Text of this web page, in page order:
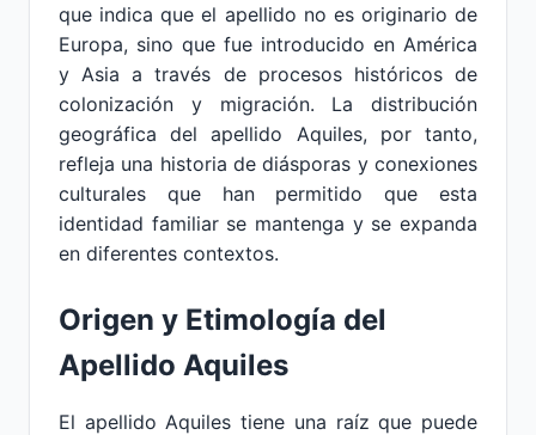
que indica que el apellido no es originario de
Europa, sino que fue introducido en América
y Asia a través de procesos históricos de
colonización y migración. La distribución
geográfica del apellido Aquiles, por tanto,
refleja una historia de diásporas y conexiones
culturales que han permitido que esta
identidad familiar se mantenga y se expanda
en diferentes contextos.
Origen y Etimología del
Apellido Aquiles
El apellido Aquiles tiene una raíz que puede